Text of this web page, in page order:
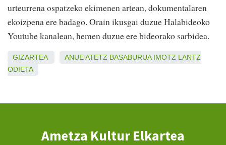
urteurrena ospatzeko ekimenen artean, dokumentalaren
ekoizpena ere badago. Orain ikusgai duzue Halabideoko
Youtube kanalean, hemen duzue ere bideorako sarbidea.
GIZARTEA ANUEATETZ BASABURUA IMOTZ LANTZ
ODIETA
Ametza Kultur Elkartea